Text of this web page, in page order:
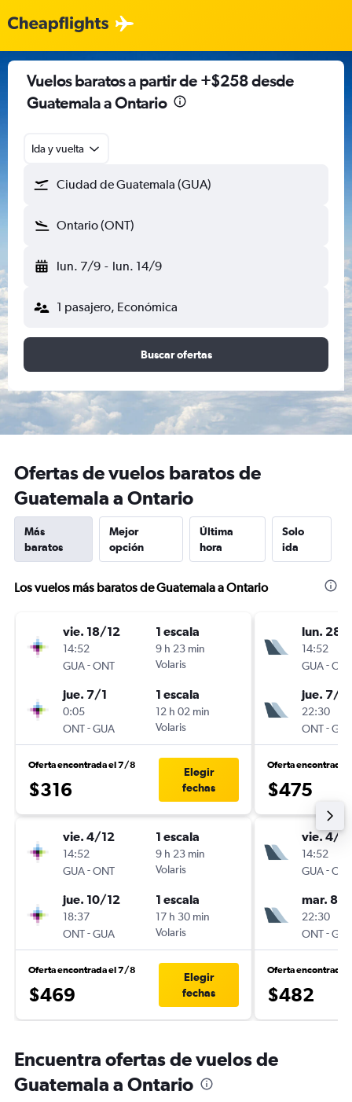
Vuelos baratos a partir de +$258 desde
Guatemala a Ontario
Ida y vuelta
Ciudad de Guatemala (GUA)
Ontario (ONT)
lun. 7/9 - lun. 14/9
1 pasajero, Económica
Buscar ofertas
Ofertas de vuelos baratos de
Guatemala a Ontario
Más
baratos
Mejor
opción
Última
hora
Solo
ida
Los vuelos más baratos de Guatemala a Ontario
vie. 18/12
14:52
GUA-ONT
1 escala
9 h 23 min
Volaris
jue. 7/1
0:05
ONT-GUA
1 escala
12 h 02 min
Volaris
Oferta encontrada el 7/8
$316
Elegir
fechas
vie. 4/12
14:52
GUA-ONT
1 escala
9 h 23 min
Volaris
jue. 10/12
18:37
ONT-GUA
1 escala
17 h 30 min
Volaris
Oferta encontrada el 7/8
$469
Elegir
fechas
lun. 28/
14:52
GUA-
jue. 7/1
22:30
ONT-
Oferta encontrada
$475
vie. 4/
14:52
GUA-
mar. 8/
22:30
ONT-
Oferta encontrada
$482
Encuentra ofertas de vuelos de
Guatemala a Ontario